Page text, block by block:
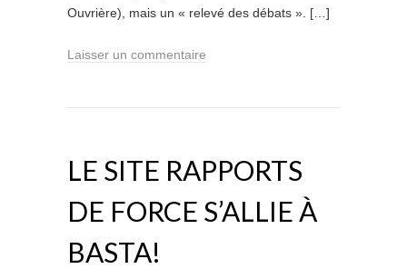
Ouvrière), mais un « relevé des débats ». […]
Laisser un commentaire
LE SITE RAPPORTS
DE FORCE S’ALLIE À
BASTA!